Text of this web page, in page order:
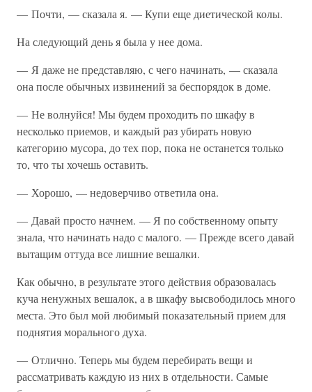
— Почти, — сказала я. — Купи еще диетической колы.
На следующий день я была у нее дома.
— Я даже не представляю, с чего начинать, — сказала
она после обычных извинений за беспорядок в доме.
— Не волнуйся! Мы будем проходить по шкафу в
несколько приемов, и каждый раз убирать новую
категорию мусора, до тех пор, пока не останется только
то, что ты хочешь оставить.
— Хорошо, — недоверчиво ответила она.
— Давай просто начнем. — Я по собственному опыту
знала, что начинать надо с малого. — Прежде всего давай
вытащим оттуда все лишние вешалки.
Как обычно, в результате этого действия образовалась
куча ненужных вешалок, а в шкафу высвободилось много
места. Это был мой любимый показательный прием для
поднятия морального духа.
— Отлично. Теперь мы будем перебирать вещи и
рассматривать каждую из них в отдельности. Самые